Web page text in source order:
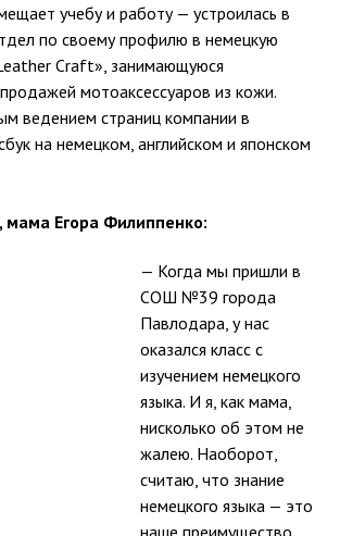
учебу и работу — устроилась в
по своему профилю в немецкую
Craft», занимающуюся
мотоаксессуаров из кожи.
ведением страниц компании в
на немецком, английском и японском
мама Егора Филиппенко:
— Когда мы пришли в
СОШ №39 города
Павлодара, у нас
оказался класс с
изучением немецкого
языка. И я, как мама,
нисколько об этом не
жалею. Наоборот,
считаю, что знание
немецкого языка — это